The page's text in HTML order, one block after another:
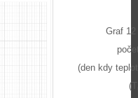
Graf 12
(den kdy
(T